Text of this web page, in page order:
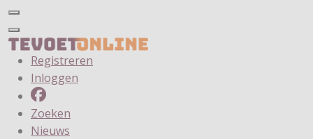
Registreren
Inloggen
Zoeken
Nieuws